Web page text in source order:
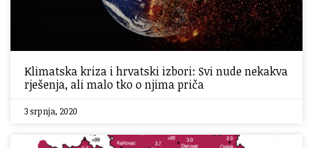
Klimatska kriza i hrvatski izbori: Svi nude nekakva
rješenja, ali malo tko o njima priča
3 srpnja, 2020